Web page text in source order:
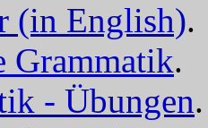
(in English).
Grammatik.
- Übungen.